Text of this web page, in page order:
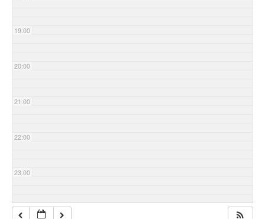
19:00
20:00
21:00
22:00
23:00